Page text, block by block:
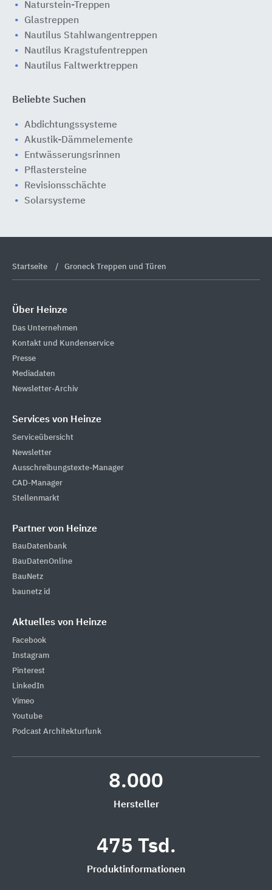
Naturstein-Treppen
Glastreppen
Nautilus Stahlwangentreppen
Nautilus Kragstufentreppen
Nautilus Faltwerktreppen
Beliebte Suchen
Abdichtungssysteme
Akustik-Dämmelemente
Entwässerungsrinnen
Pflastersteine
Revisionsschächte
Solarsysteme
Startseite Groneck Treppen und Türen
Über Heinze
Das Unternehmen
Kontakt und Kundenservice
Presse
Mediadaten
Newsletter-Archiv
Services von Heinze
Serviceübersicht
Newsletter
Ausschreibungstexte-Manager
CAD-Manager
Stellenmarkt
Partner von Heinze
BauDatenbank
BauDatenOnline
BauNetz
baunetz id
Aktuelles von Heinze
Facebook
Instagram
Pinterest
LinkedIn
Vimeo
Youtube
Podcast Architekturfunk
8.000
Hersteller
475 Tsd.
Produktinformationen